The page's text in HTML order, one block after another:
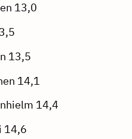
13,0
13,5
14,1
14,4
14,6